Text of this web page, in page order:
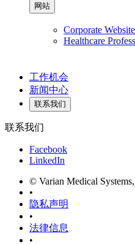
网站
Corporate Website
Healthcare
工作机会
新闻中心
联系我们
联系我们
Facebook
LinkedIn
© Varian Medical
•
隐私声明
•
法律信息
•